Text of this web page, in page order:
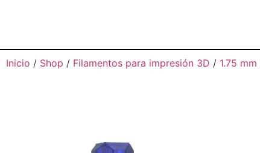
Inicio / Shop / Filamentos para impresión 3D / 1.75 mm